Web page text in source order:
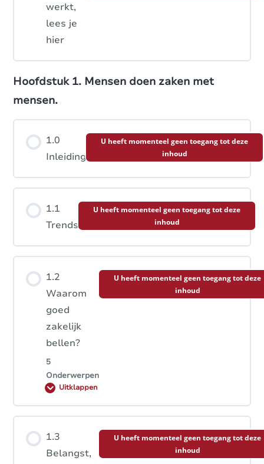
werkt,
lees je
hier
Hoofdstuk 1. Mensen doen zaken met
mensen.
1.0
Inleiding
U heeft momenteel geen toegang tot deze
inhoud
1.1
Trends
U heeft momenteel geen toegang tot deze
inhoud
1.2
Waarom
goed
zakelijk
bellen?
5
Onderwerpen
U heeft momenteel geen toegang tot deze
inhoud
Hoofdstuk inhoud
0% VOLTOOID
1.3
Belangst,
U heeft momenteel geen toegang tot deze
inhoud